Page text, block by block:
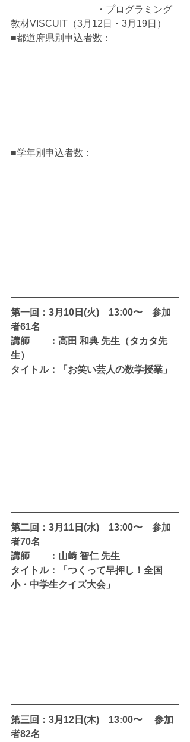
・プログラミング
教材VISCUIT（3月12日・3月19日）
■都道府県別申込者数：
■学年別申込者数：
第一回：3月10日(火)　13:00〜　参加
者61名
講師　　：高田 和典 先生（タカタ先
生）
タイトル：「お笑い芸人の数学授業」
第二回：3月11日(水)　13:00〜　参加
者70名
講師　　：山﨑 智仁 先生
タイトル：「つくって早押し！全国
小・中学生クイズ大会」
第三回：3月12日(木)　13:00〜 　参加
者82名